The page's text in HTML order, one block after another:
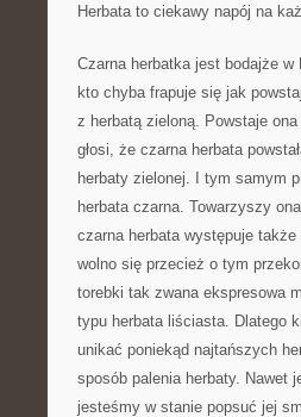
Herbata to ciekawy napój na
Czarna herbatka jest bodajże
kto chyba frapuje się jak
z herbatą zieloną. Powstaje
głosi, że czarna herbata
herbaty zielonej. I tym samym
herbata czarna. Towarzyszy
czarna herbata występuje
wolno się przecież o tym
torebki tak zwana ekspresowa
typu herbata liściasta. Dlatego
unikać poniekąd najtańszych
sposób palenia herbaty. Nawet
jesteśmy w stanie popsuć jej